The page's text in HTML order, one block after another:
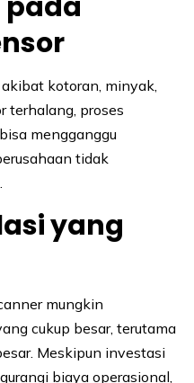
kotoran, minyak,
terhalang, proses
mengganggu
tidak
yang
mungkin
cukup besar, terutama
Meskipun investasi
biaya operasional,